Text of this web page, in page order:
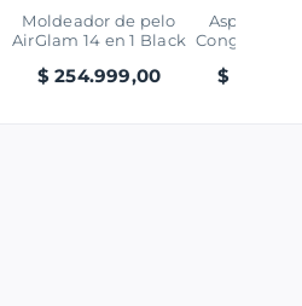
Moldeador de pelo
AirGlam 14 en 1 Black
$ 254.999,00
Aspirador
Conga
$